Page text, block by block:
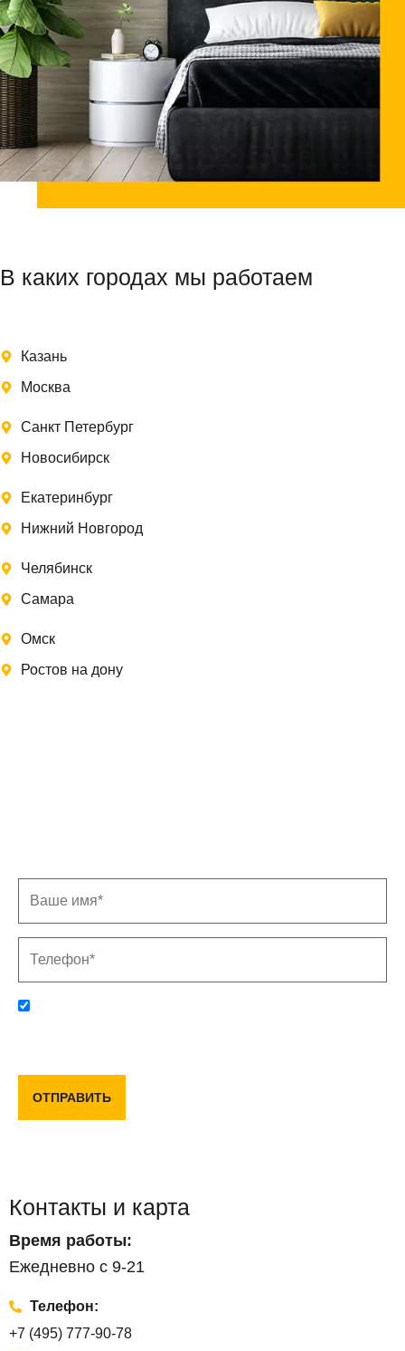
В каких городах мы работаем
Казань
Москва
Санкт Петербург
Новосибирск
Екатеринбург
Нижний Новгород
Челябинск
Самара
Омск
Ростов на дону
ОТПРАВИТЬ
Контакты и карта
Время работы:
Ежедневно с 9-21
Телефон:
+7 (495) 777-90-78